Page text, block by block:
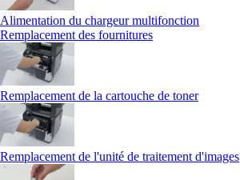
Alimentation du chargeur multifonction
Remplacement des fournitures
Remplacement de la cartouche de toner
Remplacement de l'unité de traitement d'images